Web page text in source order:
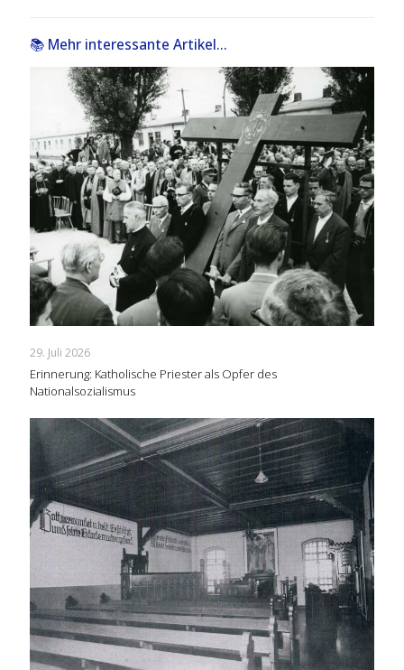
📚 Mehr interessante Artikel...
29. Juli 2026
Erinnerung: Katholische Priester als Opfer des
Nationalsozialismus